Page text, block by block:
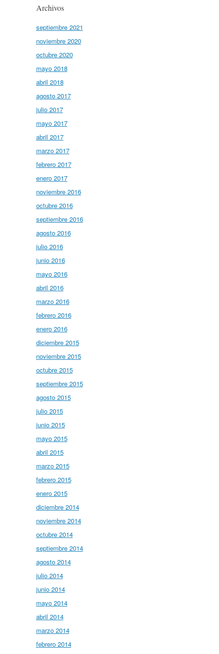
Archivos
septiembre 2021
noviembre 2020
octubre 2020
mayo 2018
abril 2018
agosto 2017
julio 2017
mayo 2017
abril 2017
marzo 2017
febrero 2017
enero 2017
noviembre 2016
octubre 2016
septiembre 2016
agosto 2016
julio 2016
junio 2016
mayo 2016
abril 2016
marzo 2016
febrero 2016
enero 2016
diciembre 2015
noviembre 2015
octubre 2015
septiembre 2015
agosto 2015
julio 2015
junio 2015
mayo 2015
abril 2015
marzo 2015
febrero 2015
enero 2015
diciembre 2014
noviembre 2014
octubre 2014
septiembre 2014
agosto 2014
julio 2014
junio 2014
mayo 2014
abril 2014
marzo 2014
febrero 2014